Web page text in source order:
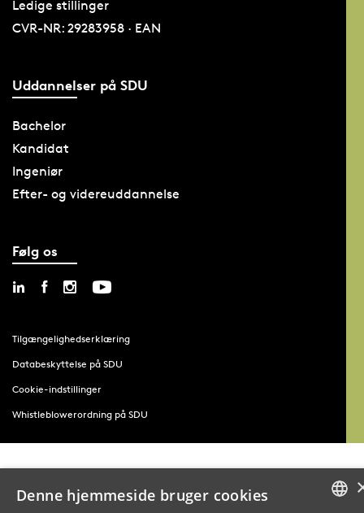
Ledige stillinger
CVR-NR: 29283958 · EAN
Uddannelser på SDU
Bachelor
Kandidat
Ingeniør
Efter- og videreuddannelse
Følg os
Tilgængelighedserklæring
Databeskyttelse på SDU
Cookie-indstillinger
Whistleblowerordning på SDU
Denne hjemmeside bruger cookies